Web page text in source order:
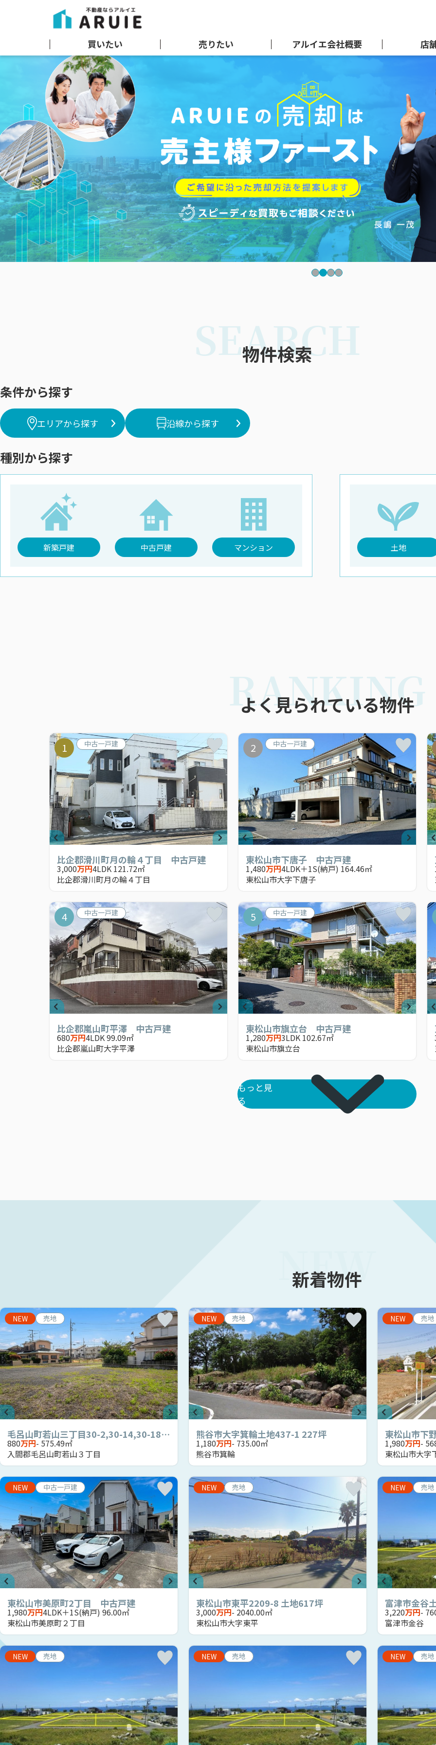
買いたい 売りたい アルイエ会社概要 店
SEARCH
物件検索
条件から探す
エリアから探す 沿線から探す
種別から探す
新築戸建 中古戸建 マンション 土地
RANKING
よく見られている物件
1 中古一戸建
比企郡滑川町月の輪４丁目 中古戸建
3,000万円4LDK 121.72㎡
比企郡滑川町月の輪４丁目
2 中古一戸建
東松山市下唐子 中古戸建
1,480万円4LDK＋1S(納戸) 164.46㎡
東松山市大字下唐子
4 中古一戸建
比企郡嵐山町平澤 中古戸建
680万円4LDK 99.09㎡
比企郡嵐山町大字平澤
5 中古一戸建
東松山市旗立台 中古戸建
1,280万円3LDK 102.67㎡
東松山市旗立台
もっと見
る
NEW
新着物件
NEW 売地
毛呂山町若山三丁目30-2,30-14,30-18土地 174坪
880万円- 575.49㎡
入間郡毛呂山町若山３丁目
NEW 売地
熊谷市大字箕輪土地437-1 227坪
1,180万円- 735.00㎡
熊谷市箕輪
NEW 売地
東松山市下
1,980万円-
東松山市大字
NEW 中古一戸建
東松山市美原町2丁目 中古戸建
1,980万円4LDK＋1S(納戸) 96.00㎡
東松山市美原町２丁目
NEW 売地
東松山市東平2209-8 土地617坪
3,000万円- 2040.00㎡
東松山市大字東平
NEW 売地
富津市金谷
3,220万円-
富津市金谷
NEW 売地 NEW 売地 NEW 売地